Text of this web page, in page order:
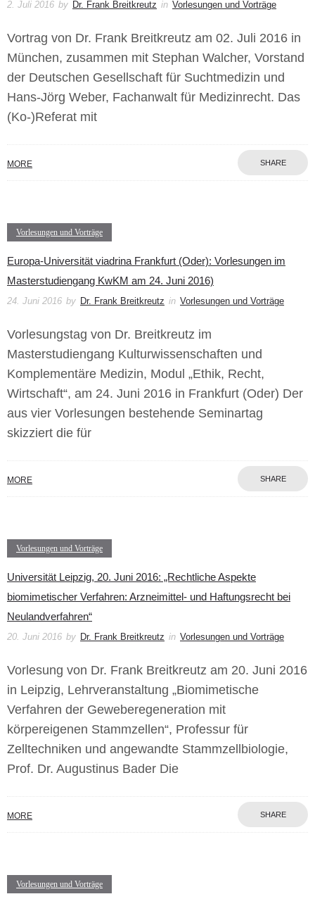
2. Juli 2016 by Dr. Frank Breitkreutz in Vorlesungen und Vorträge
Vortrag von Dr. Frank Breitkreutz am 02. Juli 2016 in
München, zusammen mit Stephan Walcher, Vorstand
der Deutschen Gesellschaft für Suchtmedizin und
Hans-Jörg Weber, Fachanwalt für Medizinrecht. Das
(Ko-)Referat mit
MORE SHARE
Vorlesungen und Vorträge
Europa-Universität viadrina Frankfurt (Oder): Vorlesungen im
Masterstudiengang KwKM am 24. Juni 2016)
24. Juni 2016 by Dr. Frank Breitkreutz in Vorlesungen und Vorträge
Vorlesungstag von Dr. Breitkreutz im
Masterstudiengang Kulturwissenschaften und
Komplementäre Medizin, Modul „Ethik, Recht,
Wirtschaft“, am 24. Juni 2016 in Frankfurt (Oder) Der
aus vier Vorlesungen bestehende Seminartag
skizziert die für
MORE SHARE
Vorlesungen und Vorträge
Universität Leipzig, 20. Juni 2016: „Rechtliche Aspekte
biomimetischer Verfahren: Arzneimittel- und Haftungsrecht bei
Neulandverfahren“
20. Juni 2016 by Dr. Frank Breitkreutz in Vorlesungen und Vorträge
Vorlesung von Dr. Frank Breitkreutz am 20. Juni 2016
in Leipzig, Lehrveranstaltung „Biomimetische
Verfahren der Geweberegeneration mit
körpereigenen Stammzellen“, Professur für
Zelltechniken und angewandte Stammzellbiologie,
Prof. Dr. Augustinus Bader Die
MORE SHARE
Vorlesungen und Vorträge